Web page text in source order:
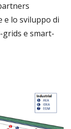
e lo sviluppo di
e smart-